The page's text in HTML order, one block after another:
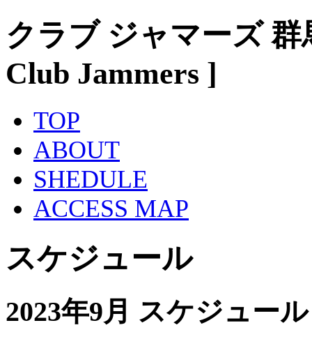
クラブ ジャマーズ
Club Jammers ]
TOP
ABOUT
SHEDULE
ACCESS MAP
スケジュール
2023年9月 スケジュール